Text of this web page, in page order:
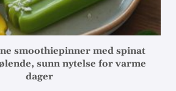
smoothiepinner med spinat
sunn nytelse for varme
dager